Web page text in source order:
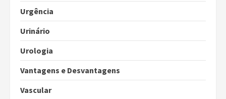
Urgência
Urinário
Urologia
Vantagens e Desvantagens
Vascular